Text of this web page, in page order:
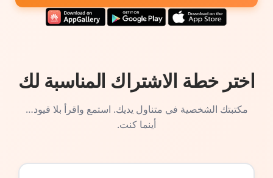
اختر خطة الاشتراك المناسبة لك
مكتبتك الشخصية في متناول يديك. استمع واقرأ بلا قيود…
أينما كنت.